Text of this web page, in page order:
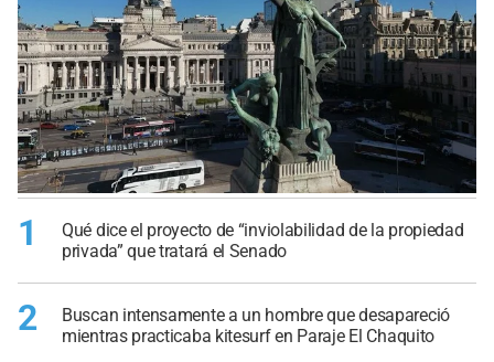
1
Qué dice el proyecto de “inviolabilidad de la propiedad
privada” que tratará el Senado
2
Buscan intensamente a un hombre que desapareció
mientras practicaba kitesurf en Paraje El Chaquito